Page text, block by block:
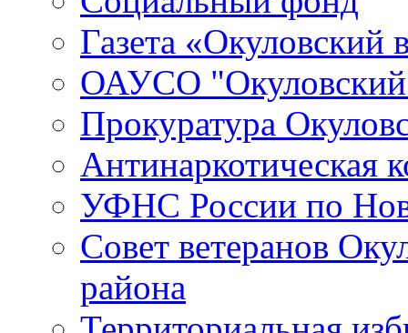
Газета «Окуловский
ОАУСО
Прокуратура
Антинаркотическая
УФНС России по
Совет ветеранов
района